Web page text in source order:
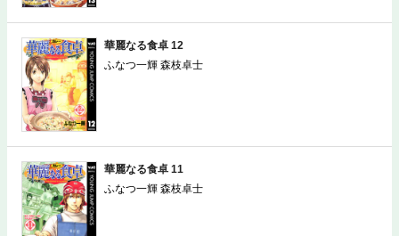
華麗なる食卓 12
ふなつ一輝 森枝卓士
華麗なる食卓 11
ふなつ一輝 森枝卓士